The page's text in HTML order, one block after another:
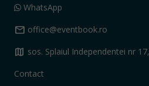
WhatsApp
mail office@eventbook.ro
map sos. Splaiul Independentei nr
Contact